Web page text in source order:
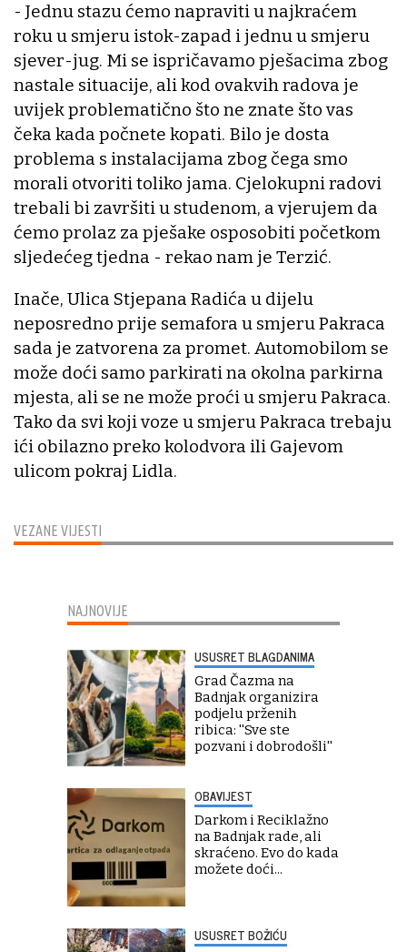
VEZANE VIJESTI
- Jednu stazu ćemo napraviti u najkraćem
roku u smjeru istok-zapad i jednu u smjeru
sjever-jug. Mi se ispričavamo pješacima zbog
nastale situacije, ali kod ovakvih radova je
uvijek problematično što ne znate što vas
čeka kada počnete kopati. Bilo je dosta
problema s instalacijama zbog čega smo
morali otvoriti toliko jama. Cjelokupni radovi
trebali bi završiti u studenom, a vjerujem da
ćemo prolaz za pješake osposobiti početkom
sljedećeg tjedna - rekao nam je Terzić.
Inače, Ulica Stjepana Radića u dijelu
neposredno prije semafora u smjeru Pakraca
sada je zatvorena za promet. Automobilom se
može doći samo parkirati na okolna parkirna
mjesta, ali se ne može proći u smjeru Pakraca.
Tako da svi koji voze u smjeru Pakraca trebaju
ići obilazno preko kolodvora ili Gajevom
ulicom pokraj Lidla.
NAJNOVIJE
USUSRET BLAGDANIMA
Grad Čazma na
Badnjak organizira
podjelu prženih
ribica: ''Sve ste
pozvani i dobrodošli''
OBAVIJEST
Darkom i Reciklažno
na Badnjak rade, ali
skraćeno. Evo do kada
možete doći...
USUSRET BOŽIĆU